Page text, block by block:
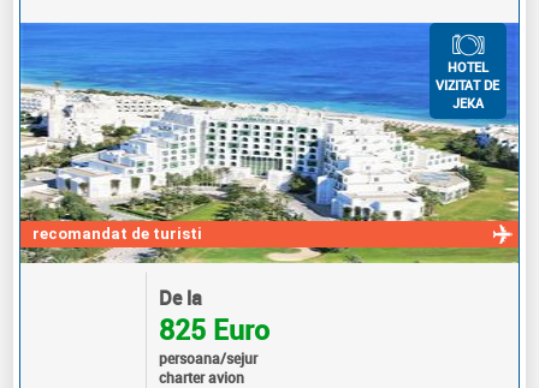
recomandat de turisti
HOTEL
VIZITAT DE
JEKA
De la
825 Euro
persoana/sejur
charter avion